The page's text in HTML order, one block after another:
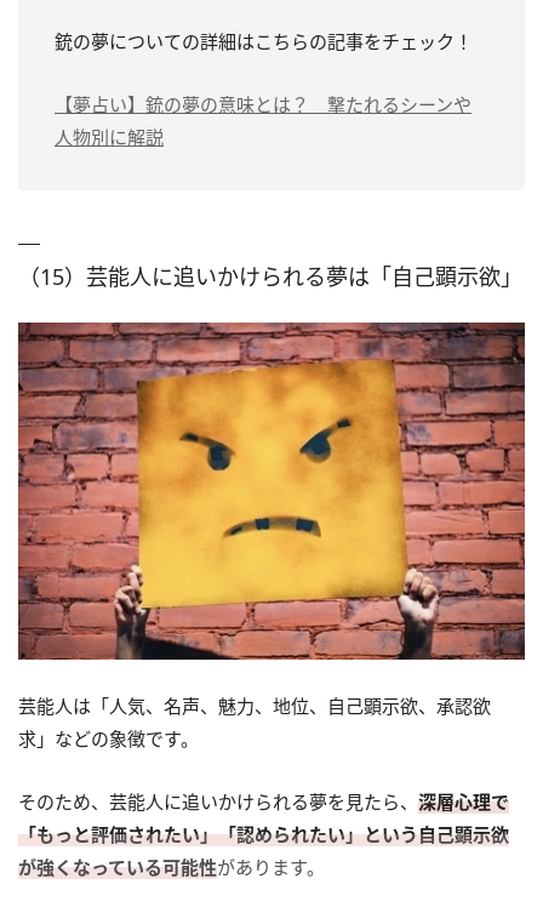
銃の夢についての詳細はこちらの記事をチェック！
【夢占い】銃の夢の意味とは？ 撃たれるシーンや
人物別に解説
（15）芸能人に追いかけられる夢は「自己顕示欲」
芸能人は「人気、名声、魅力、地位、自己顕示欲、承認欲
求」などの象徴です。
そのため、芸能人に追いかけられる夢を見たら、 深層心理で
「もっと評価されたい」「認められたい」という自己顕示欲
が強くなっている可能性があります。